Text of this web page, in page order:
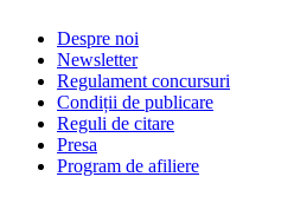
Despre noi
Newsletter
Regulament concursuri
Condiții de publicare
Reguli de citare
Presa
Program de afiliere